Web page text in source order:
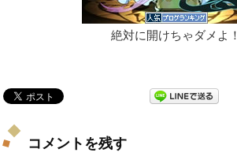
絶対に開けちゃダメよ！
コメントを残す